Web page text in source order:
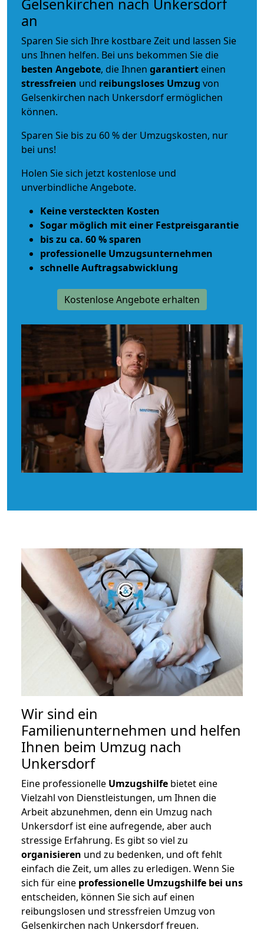
Gelsenkirchen nach Unkersdorf
an
Sparen Sie sich Ihre kostbare Zeit und lassen Sie
uns Ihnen helfen. Bei uns bekommen Sie die
besten Angebote, die Ihnen garantiert einen
stressfreien und reibungsloses Umzug von
Gelsenkirchen nach Unkersdorf ermöglichen
können.
Sparen Sie bis zu 60 % der Umzugskosten, nur
bei uns!
Holen Sie sich jetzt kostenlose und
unverbindliche Angebote.
Keine versteckten Kosten
Sogar möglich mit einer Festpreisgarantie
bis zu ca. 60 % sparen
professionelle Umzugsunternehmen
schnelle Auftragsabwicklung
Kostenlose Angebote erhalten
Wir sind ein
Familienunternehmen und helfen
Ihnen beim Umzug nach
Unkersdorf
Eine professionelle Umzugshilfe bietet eine
Vielzahl von Dienstleistungen, um Ihnen die
Arbeit abzunehmen, denn ein Umzug nach
Unkersdorf ist eine aufregende, aber auch
stressige Erfahrung. Es gibt so viel zu
organisieren und zu bedenken, und oft fehlt
einfach die Zeit, um alles zu erledigen. Wenn Sie
sich für eine professionelle Umzugshilfe bei uns
entscheiden, können Sie sich auf einen
reibungslosen und stressfreien Umzug von
Gelsenkirchen nach Unkersdorf freuen.